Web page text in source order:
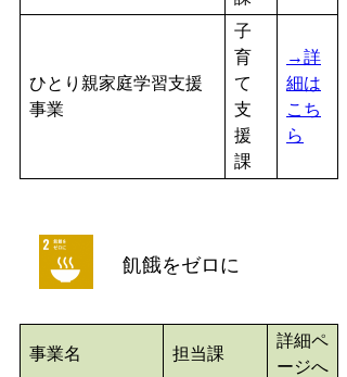
ひとり親家庭学習支援
事業
子
育
て
支
援
課
→詳
細は
こち
ら
飢餓をゼロに
事業名 担当課
詳細ペ
ージへ